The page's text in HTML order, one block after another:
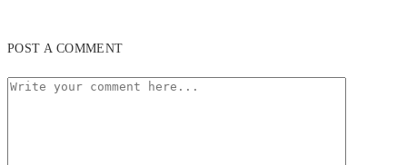
POST A COMMENT